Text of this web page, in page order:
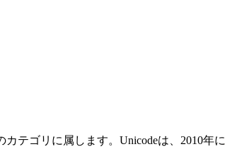
カテゴリに属します。Unicodeは、2010年に